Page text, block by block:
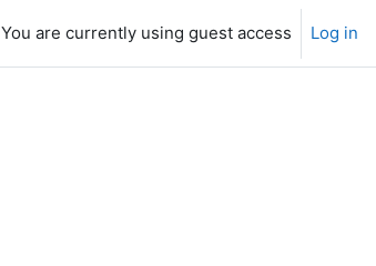
You are currently using guest access Log in